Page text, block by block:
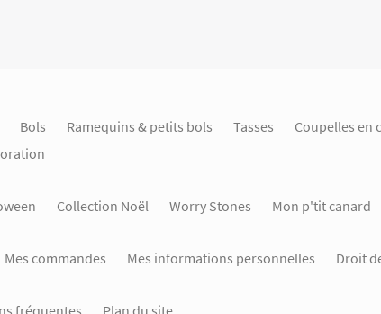
Bols Ramequins & petits bols Tasses Coupelles en
Collection Noël Worry Stones
Mon p'tit canard
Mes commandes Mes informations personnelles
Droit
fréquentes
Plan du site